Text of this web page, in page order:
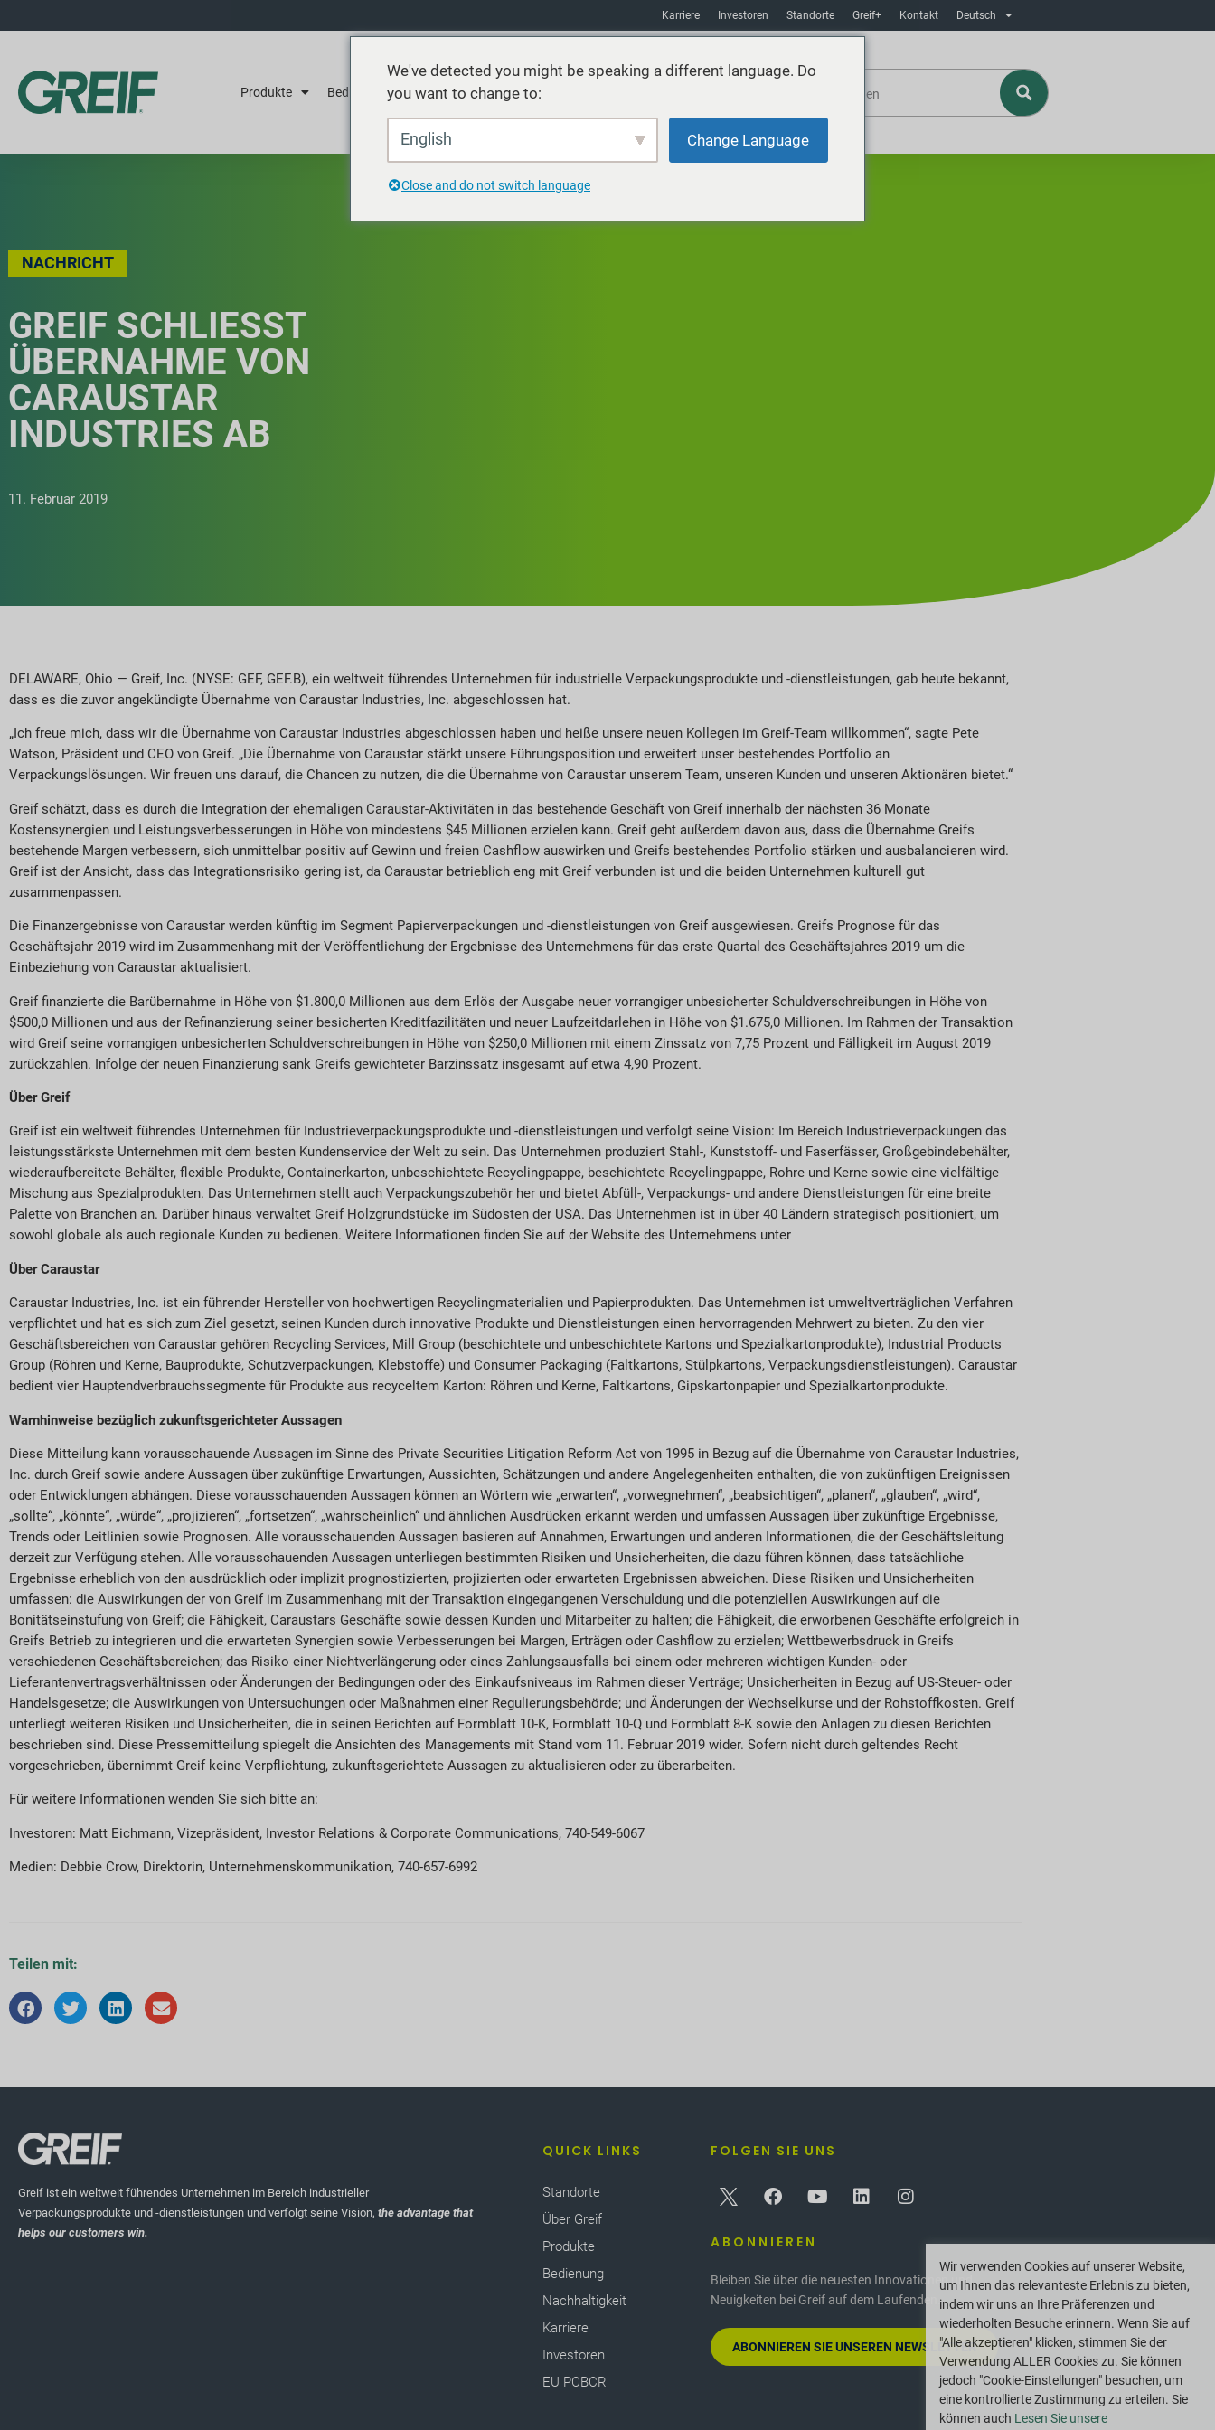
Karriere Investoren Standorte Greif+ Kontakt Deutsch
Produkte Bedienung Nachhaltigkeit Absatzmarkt
NACHRICHT
GREIF SCHLIESST Ü
BERNAHME VON C
ARAUSTAR I
NDUSTRIES AB
11. Februar 2019
DELAWARE, Ohio — Greif, Inc. (NYSE: GEF, GEF.B), ein weltweit führendes Unternehmen für industrielle Verpackungsprodukte und -dienstleistungen, gab heute bekannt,
dass es die zuvor angekündigte Übernahme von Caraustar Industries, Inc. abgeschlossen hat.
„Ich freue mich, dass wir die Übernahme von Caraustar Industries abgeschlossen haben und heiße unsere neuen Kollegen im Greif-Team willkommen“, sagte Pete
Watson, Präsident und CEO von Greif. „Die Übernahme von Caraustar stärkt unsere Führungsposition und erweitert unser bestehendes Portfolio an
Verpackungslösungen. Wir freuen uns darauf, die Chancen zu nutzen, die die Übernahme von Caraustar unserem Team, unseren Kunden und unseren Aktionären bietet.“
Greif schätzt, dass es durch die Integration der ehemaligen Caraustar-Aktivitäten in das bestehende Geschäft von Greif innerhalb der nächsten 36 Monate
Kostensynergien und Leistungsverbesserungen in Höhe von mindestens $45 Millionen erzielen kann. Greif geht außerdem davon aus, dass die Übernahme Greifs
bestehende Margen verbessern, sich unmittelbar positiv auf Gewinn und freien Cashflow auswirken und Greifs bestehendes Portfolio stärken und ausbalancieren wird.
Greif ist der Ansicht, dass das Integrationsrisiko gering ist, da Caraustar betrieblich eng mit Greif verbunden ist und die beiden Unternehmen kulturell gut
zusammenpassen.
Die Finanzergebnisse von Caraustar werden künftig im Segment Papierverpackungen und -dienstleistungen von Greif ausgewiesen. Greifs Prognose für das
Geschäftsjahr 2019 wird im Zusammenhang mit der Veröffentlichung der Ergebnisse des Unternehmens für das erste Quartal des Geschäftsjahres 2019 um die
Einbeziehung von Caraustar aktualisiert.
Greif finanzierte die Barübernahme in Höhe von $1.800,0 Millionen aus dem Erlös der Ausgabe neuer vorrangiger unbesicherter Schuldverschreibungen in Höhe von
$500,0 Millionen und aus der Refinanzierung seiner besicherten Kreditfazilitäten und neuer Laufzeitdarlehen in Höhe von $1.675,0 Millionen. Im Rahmen der Transaktion
wird Greif seine vorrangigen unbesicherten Schuldverschreibungen in Höhe von $250,0 Millionen mit einem Zinssatz von 7,75 Prozent und Fälligkeit im August 2019
zurückzahlen. Infolge der neuen Finanzierung sank Greifs gewichteter Barzinssatz insgesamt auf etwa 4,90 Prozent.
Über Greif
Greif ist ein weltweit führendes Unternehmen für Industrieverpackungsprodukte und -dienstleistungen und verfolgt seine Vision: Im Bereich Industrieverpackungen das
leistungsstärkste Unternehmen mit dem besten Kundenservice der Welt zu sein. Das Unternehmen produziert Stahl-, Kunststoff- und Faserfässer, Großgebindebehälter,
wiederaufbereitete Behälter, flexible Produkte, Containerkarton, unbeschichtete Recyclingpappe, beschichtete Recyclingpappe, Rohre und Kerne sowie eine vielfältige
Mischung aus Spezialprodukten. Das Unternehmen stellt auch Verpackungszubehör her und bietet Abfüll-, Verpackungs- und andere Dienstleistungen für eine breite
Palette von Branchen an. Darüber hinaus verwaltet Greif Holzgrundstücke im Südosten der USA. Das Unternehmen ist in über 40 Ländern strategisch positioniert, um
sowohl globale als auch regionale Kunden zu bedienen. Weitere Informationen finden Sie auf der Website des Unternehmens unter
Über Caraustar
Caraustar Industries, Inc. ist ein führender Hersteller von hochwertigen Recyclingmaterialien und Papierprodukten. Das Unternehmen ist umweltverträglichen Verfahren
verpflichtet und hat es sich zum Ziel gesetzt, seinen Kunden durch innovative Produkte und Dienstleistungen einen hervorragenden Mehrwert zu bieten. Zu den vier
Geschäftsbereichen von Caraustar gehören Recycling Services, Mill Group (beschichtete und unbeschichtete Kartons und Spezialkartonprodukte), Industrial Products
Group (Röhren und Kerne, Bauprodukte, Schutzverpackungen, Klebstoffe) und Consumer Packaging (Faltkartons, Stülpkartons, Verpackungsdienstleistungen). Caraustar
bedient vier Hauptendverbrauchssegmente für Produkte aus recyceltem Karton: Röhren und Kerne, Faltkartons, Gipskartonpapier und Spezialkartonprodukte.
Warnhinweise bezüglich zukunftsgerichteter Aussagen
Diese Mitteilung kann vorausschauende Aussagen im Sinne des Private Securities Litigation Reform Act von 1995 in Bezug auf die Übernahme von Caraustar Industries,
Inc. durch Greif sowie andere Aussagen über zukünftige Erwartungen, Aussichten, Schätzungen und andere Angelegenheiten enthalten, die von zukünftigen Ereignissen
oder Entwicklungen abhängen. Diese vorausschauenden Aussagen können an Wörtern wie „erwarten“, „vorwegnehmen“, „beabsichtigen“, „planen“, „glauben“, „wird“,
„sollte“, „könnte“, „würde“, „projizieren“, „fortsetzen“, „wahrscheinlich“ und ähnlichen Ausdrücken erkannt werden und umfassen Aussagen über zukünftige Ergebnisse,
Trends oder Leitlinien sowie Prognosen. Alle vorausschauenden Aussagen basieren auf Annahmen, Erwartungen und anderen Informationen, die der Geschäftsleitung
derzeit zur Verfügung stehen. Alle vorausschauenden Aussagen unterliegen bestimmten Risiken und Unsicherheiten, die dazu führen können, dass tatsächliche
Ergebnisse erheblich von den ausdrücklich oder implizit prognostizierten, projizierten oder erwarteten Ergebnissen abweichen. Diese Risiken und Unsicherheiten
umfassen: die Auswirkungen der von Greif im Zusammenhang mit der Transaktion eingegangenen Verschuldung und die potenziellen Auswirkungen auf die
Bonitätseinstufung von Greif; die Fähigkeit, Caraustars Geschäfte sowie dessen Kunden und Mitarbeiter zu halten; die Fähigkeit, die erworbenen Geschäfte erfolgreich in
Greifs Betrieb zu integrieren und die erwarteten Synergien sowie Verbesserungen bei Margen, Erträgen oder Cashflow zu erzielen; Wettbewerbsdruck in Greifs
verschiedenen Geschäftsbereichen; das Risiko einer Nichtverlängerung oder eines Zahlungsausfalls bei einem oder mehreren wichtigen Kunden- oder
Lieferantenvertragsverhältnissen oder Änderungen der Bedingungen oder des Einkaufsniveaus im Rahmen dieser Verträge; Unsicherheiten in Bezug auf US-Steuer- oder
Handelsgesetze; die Auswirkungen von Untersuchungen oder Maßnahmen einer Regulierungsbehörde; und Änderungen der Wechselkurse und der Rohstoffkosten. Greif
unterliegt weiteren Risiken und Unsicherheiten, die in seinen Berichten auf Formblatt 10-K, Formblatt 10-Q und Formblatt 8-K sowie den Anlagen zu diesen Berichten
beschrieben sind. Diese Pressemitteilung spiegelt die Ansichten des Managements mit Stand vom 11. Februar 2019 wider. Sofern nicht durch geltendes Recht
vorgeschrieben, übernimmt Greif keine Verpflichtung, zukunftsgerichtete Aussagen zu aktualisieren oder zu überarbeiten.
Für weitere Informationen wenden Sie sich bitte an:
Investoren: Matt Eichmann, Vizepräsident, Investor Relations & Corporate Communications, 740-549-6067
Medien: Debbie Crow, Direktorin, Unternehmenskommunikation, 740-657-6992
Teilen mit:
Greif ist ein weltweit führendes Unternehmen im Bereich industrieller
Verpackungsprodukte und -dienstleistungen und verfolgt seine Vision, the advantage that
helps our customers win.
QUICK LINKS
Standorte
Über Greif
Produkte
Bedienung
Nachhaltigkeit
Karriere
Investoren
EU PCBCR
FOLGEN SIE UNS
ABONNIEREN
Bleiben Sie über die neuesten Innovationen und
Neuigkeiten bei Greif auf dem Laufenden.
ABONNIEREN SIE UNSEREN NEWSLETTER
Wir verwenden Cookies auf unserer Website,
um Ihnen das relevanteste Erlebnis zu bieten,
indem wir uns an Ihre Präferenzen und
wiederholten Besuche erinnern. Wenn Sie auf
"Alle akzeptieren" klicken, stimmen Sie der
Verwendung ALLER Cookies zu. Sie können
jedoch "Cookie-Einstellungen" besuchen, um
eine kontrollierte Zustimmung zu erteilen. Sie
können auch Lesen Sie unsere
We've detected you might be speaking a different language. Do
you want to change to:
English Change Language
Close and do not switch language